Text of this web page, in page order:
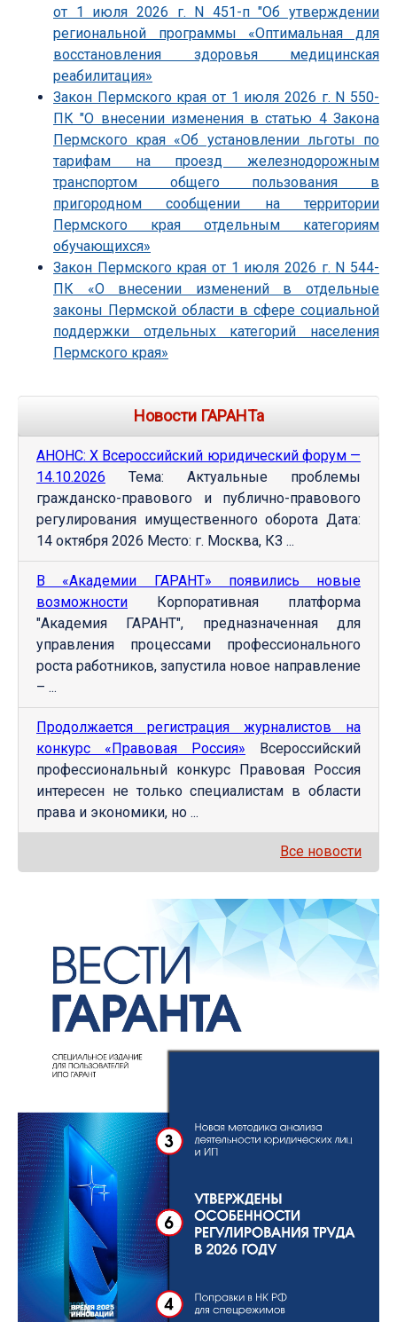
от 1 июля 2026 г. N 451-п "Об утверждении
региональной программы «Оптимальная для
восстановления здоровья медицинская
реабилитация»
Закон Пермского края от 1 июля 2026 г. N 550-
ПК "О внесении изменения в статью 4 Закона
Пермского края «Об установлении льготы по
тарифам на проезд железнодорожным
транспортом общего пользования в
пригородном сообщении на территории
Пермского края отдельным категориям
обучающихся»
Закон Пермского края от 1 июля 2026 г. N 544-
ПК «О внесении изменений в отдельные
законы Пермской области в сфере социальной
поддержки отдельных категорий населения
Пермского края»
Новости ГАРАНТа
АНОНС: Х Всероссийский юридический форум —
14.10.2026 Тема: Актуальные проблемы
гражданско-правового и публично-правового
регулирования имущественного оборота Дата:
14 октября 2026 Место: г. Москва, КЗ ...
В «Академии ГАРАНТ» появились новые
возможности Корпоративная платформа
"Академия ГАРАНТ", предназначенная для
управления процессами профессионального
роста работников, запустила новое направление
– ...
Продолжается регистрация журналистов на
конкурс «Правовая Россия» Всероссийский
профессиональный конкурс Правовая Россия
интересен не только специалистам в области
права и экономики, но ...
Все новости